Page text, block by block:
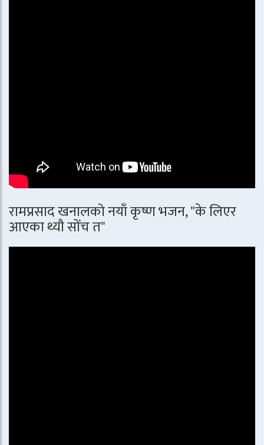
रामप्रसाद खनालको नयाँ कृष्ण भजन, "के लिएर
आएका थ्यौ सोंच त"